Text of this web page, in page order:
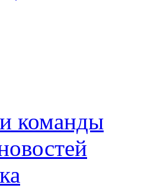
команды